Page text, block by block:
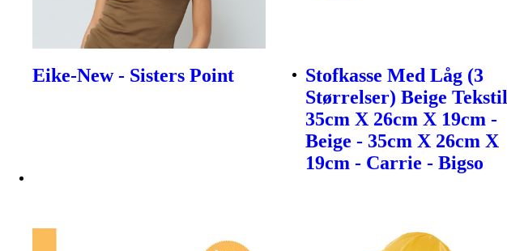
Eike-New - Sisters Point
Stofkasse Med Låg (3
Størrelser) Beige Tekstil
35cm X 26cm X 19cm -
Beige - 35cm X 26cm X
19cm - Carrie - Bigso